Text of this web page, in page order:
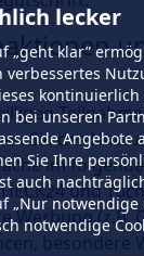
lecker
„geht klar”
verbessertes
kontinuierlich
bei unseren
Angebote
Sie Ihre
auch
„Nur notwendige
notwendige
Teilnahme
Sie der
im
und
Werbung (z.B.
besondere